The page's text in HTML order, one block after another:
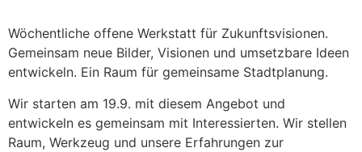
Wöchentliche offene Werkstatt für Zukunftsvisionen.
Gemeinsam neue Bilder, Visionen und umsetzbare Ideen
entwickeln. Ein Raum für gemeinsame Stadtplanung.
Wir starten am 19.9. mit diesem Angebot und
entwickeln es gemeinsam mit Interessierten. Wir stellen
Raum, Werkzeug und unsere Erfahrungen zur